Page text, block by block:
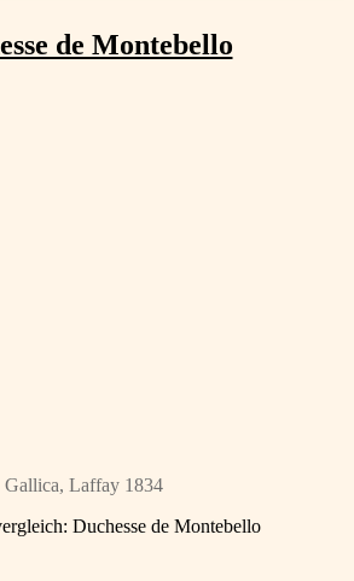
de Montebello
Gallica, Laffay 1834
Duchesse de Montebello